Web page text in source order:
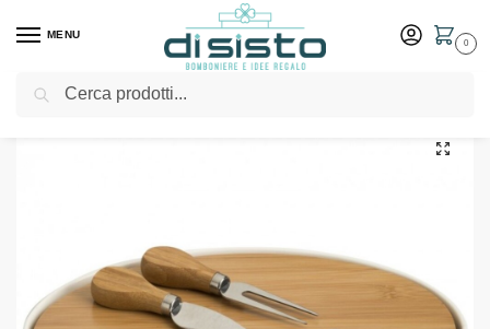
MENU
0
Home Shop Bomboniere